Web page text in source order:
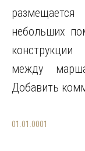
небольших
между
Добавить
01.01.0001